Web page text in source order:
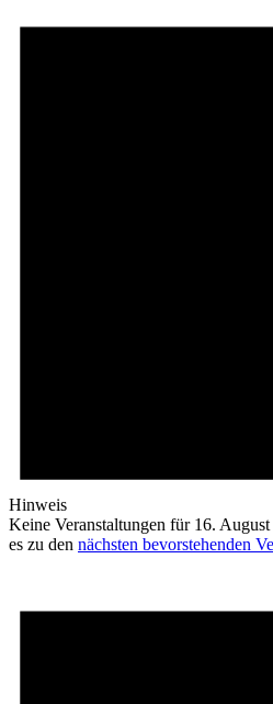
Hinweis
Keine Veranstaltungen für 16.
es zu den nächsten bevorstehenden